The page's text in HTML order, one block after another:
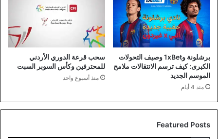
برشلونة و1xBet وصيف التحولات
الكبرى: كيف ترسم الانتقالات ملامح
الموسم الجديد
منذ 4 أيام
سحب قرعة الدوري الأردني
للمحترفين وكأس السوبر السبت
منذ أسبوع واحد
Featured Posts